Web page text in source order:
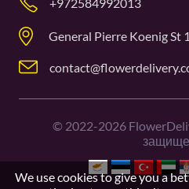
+972584992013
General Pierre Koenig St
© 2022-2026
We use cookies to give you a